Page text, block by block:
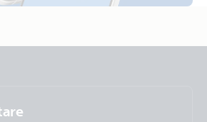
24/12-20 (right)
24/12-30A(360W) Isolated (left)